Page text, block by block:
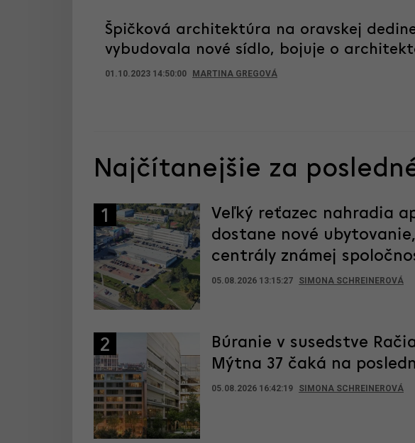
Špičková architektúra na oravskej
vybudovala nové sídlo, bojuje o
01.10.2023 14:50:00 MARTINA GREGOVÁ
Najčítanejšie za
1
Veľký reťazec nahradia
dostane nové
centrály známej
05.08.2026 13:15:27 SIMONA SCHREINEROVÁ
2
Búranie v susedstve
Mýtna 37 čaká na
05.08.2026 16:42:19 SIMONA SCHREINEROVÁ